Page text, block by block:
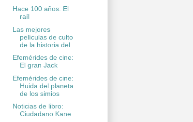
Hace 100 años: El
raíl
Las mejores
películas de culto
de la historia del ...
Efemérides de cine:
El gran Jack
Efemérides de cine:
Huida del planeta
de los simios
Noticias de libro:
Ciudadano Kane